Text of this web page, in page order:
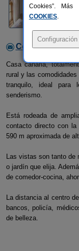
Contactar con
Casa canaria,
rural y las
tranquilo, ideal para
senderismo.
Está rodeada de
contacto directo con la
590 m aproximada de
Las vistas son tanto de
o jardín que elija.
de comedor-cocina,
La distancia al centro
bancos, policía,
de belleza.
Cookies”.
COOKIES.